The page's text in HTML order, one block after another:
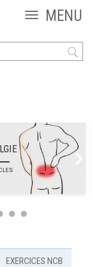
EXERCICES NCB